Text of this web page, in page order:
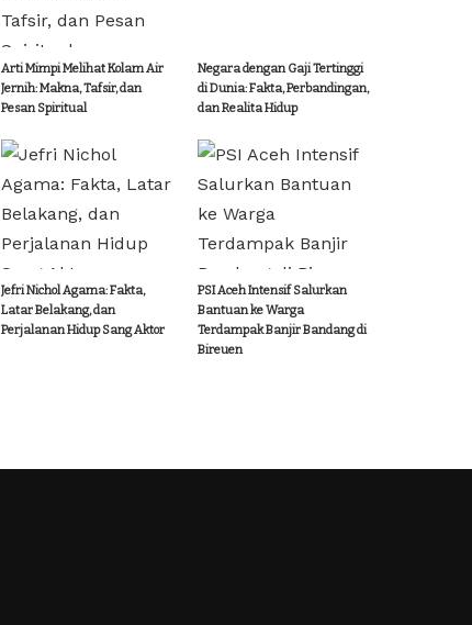
Arti Mimpi Melihat Kolam Air
Jernih: Makna, Tafsir, dan
Pesan Spiritual
Negara dengan Gaji Tertinggi
di Dunia: Fakta, Perbandingan,
dan Realita Hidup
Jefri Nichol Agama: Fakta,
Latar Belakang, dan
Perjalanan Hidup Sang Aktor
PSI Aceh Intensif Salurkan
Bantuan ke Warga
Terdampak Banjir Bandang di
Bireuen